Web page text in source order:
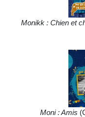
Monikk : Chien et
Moni : Amis